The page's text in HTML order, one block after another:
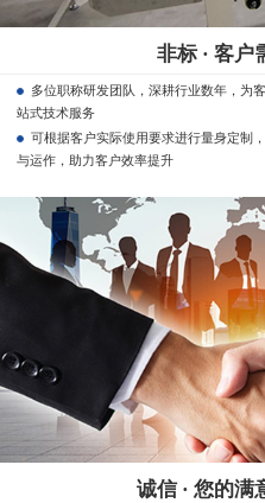
非标 · 客户
多位职称研发团队，深耕行业数年，为
站式技术服务
可根据客户实际使用要求进行量身定制
与运作，助力客户效率提升
诚信 · 您的满